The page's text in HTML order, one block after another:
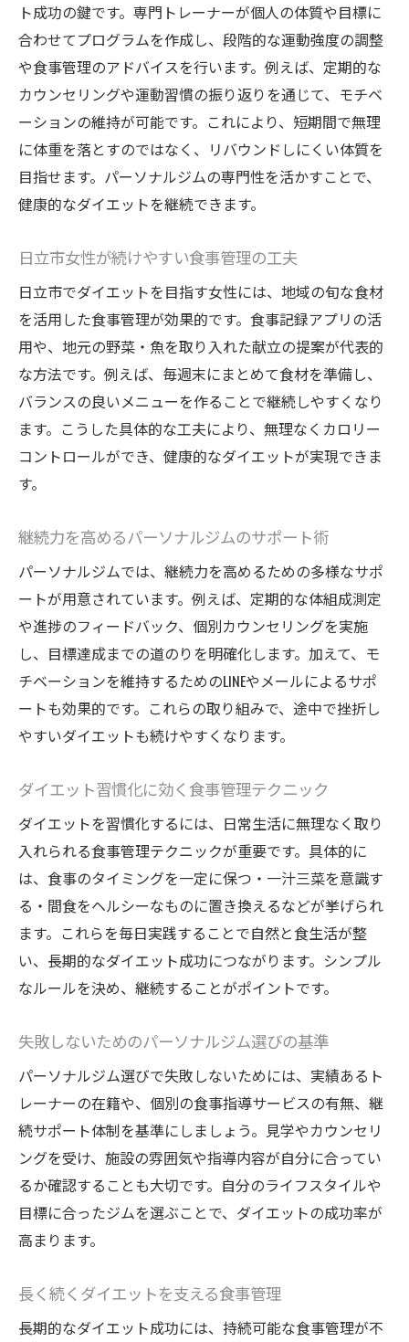
ト成功の鍵です。専門トレーナーが個人の体質や目標に
合わせてプログラムを作成し、段階的な運動強度の調整
や食事管理のアドバイスを行います。例えば、定期的な
カウンセリングや運動習慣の振り返りを通じて、モチベ
ーションの維持が可能です。これにより、短期間で無理
に体重を落とすのではなく、リバウンドしにくい体質を
目指せます。パーソナルジムの専門性を活かすことで、
健康的なダイエットを継続できます。
日立市女性が続けやすい食事管理の工夫
日立市でダイエットを目指す女性には、地域の旬な食材
を活用した食事管理が効果的です。食事記録アプリの活
用や、地元の野菜・魚を取り入れた献立の提案が代表的
な方法です。例えば、毎週末にまとめて食材を準備し、
バランスの良いメニューを作ることで継続しやすくなり
ます。こうした具体的な工夫により、無理なくカロリー
コントロールができ、健康的なダイエットが実現できま
す。
継続力を高めるパーソナルジムのサポート術
パーソナルジムでは、継続力を高めるための多様なサポ
ートが用意されています。例えば、定期的な体組成測定
や進捗のフィードバック、個別カウンセリングを実施
し、目標達成までの道のりを明確化します。加えて、モ
チベーションを維持するためのLINEやメールによるサポ
ートも効果的です。これらの取り組みで、途中で挫折し
やすいダイエットも続けやすくなります。
ダイエット習慣化に効く食事管理テクニック
ダイエットを習慣化するには、日常生活に無理なく取り
入れられる食事管理テクニックが重要です。具体的に
は、食事のタイミングを一定に保つ・一汁三菜を意識す
る・間食をヘルシーなものに置き換えるなどが挙げられ
ます。これらを毎日実践することで自然と食生活が整
い、長期的なダイエット成功につながります。シンプル
なルールを決め、継続することがポイントです。
失敗しないためのパーソナルジム選びの基準
パーソナルジム選びで失敗しないためには、実績あるト
レーナーの在籍や、個別の食事指導サービスの有無、継
続サポート体制を基準にしましょう。見学やカウンセリ
ングを受け、施設の雰囲気や指導内容が自分に合ってい
るか確認することも大切です。自分のライフスタイルや
目標に合ったジムを選ぶことで、ダイエットの成功率が
高まります。
長く続くダイエットを支える食事管理
長期的なダイエット成功には、持続可能な食事管理が不